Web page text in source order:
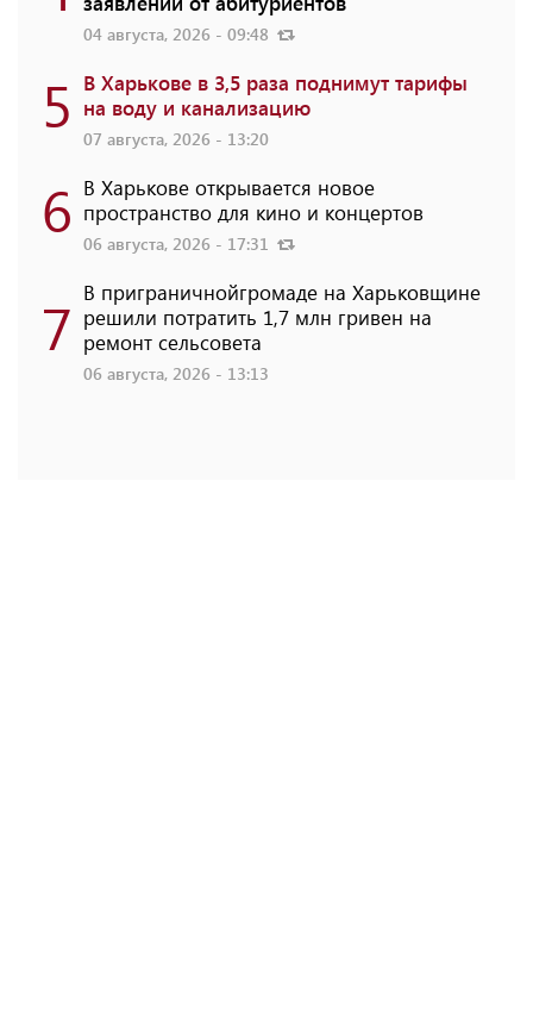
04 августа, 2026 - 09:48
5 В Харькове в 3,5 раза поднимут тарифы
на воду и канализацию
07 августа, 2026 - 13:20
6 В Харькове открывается новое
пространство для кино и концертов
06 августа, 2026 - 17:31
7 В приграничнойгромаде на Харьковщине
решили потратить 1,7 млн ​​гривен на
ремонт сельсовета
06 августа, 2026 - 13:13